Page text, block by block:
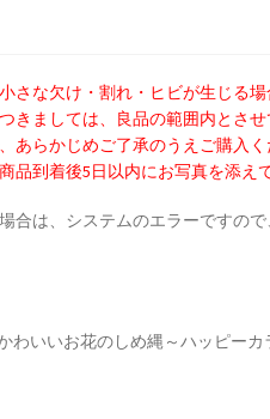
な欠け・割れ・ヒビが生じる場
ましては、良品の範囲内とさせ
らかじめご了承のうえご購入く
到着後5日以内にお写真を添え
合は、システムのエラーですの
いいお花のしめ縄～ハッピーカ